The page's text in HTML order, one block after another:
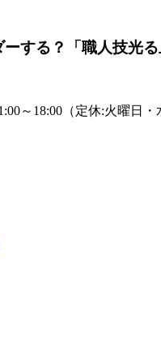
する？「職人技光る
～18:00（定休:火曜日・